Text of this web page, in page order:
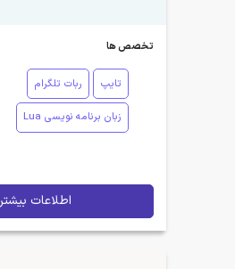
تخصص ها
تایپ ربات تلگرام
زبان برنامه نویسی Lua
اطلاعات بیشتر